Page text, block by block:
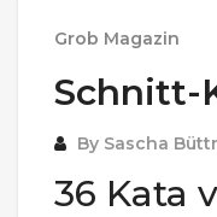
Grob Magazin
Schnitt-
By Sascha
36 Kata